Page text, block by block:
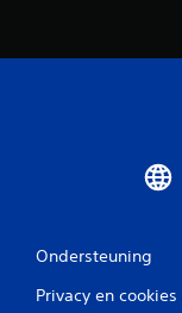
Ondersteuning
Privacy en cookies